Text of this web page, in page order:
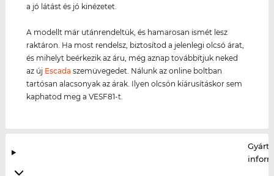
a jó látást és jó kinézetet.
A modellt már utánrendeltük, és hamarosan ismét lesz
raktáron. Ha most rendelsz, biztosítod a jelenlegi olcsó árat,
és mihelyt beérkezik az áru, még aznap továbbítjuk neked
az új Escada szemüvegedet. Nálunk az online boltban
tartósan alacsonyak az árak. Ilyen olcsón kiárusításkor sem
kaphatod meg a VESF81-t.